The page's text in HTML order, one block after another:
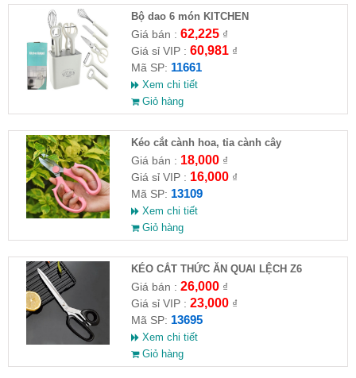
Bộ dao 6 món KITCHEN
Giá bán : 62,225₫
Giá sỉ VIP : 60,981₫
Mã SP: 11661
Xem chi tiết
Giỏ hàng
Kéo cắt cành hoa, tỉa cành cây
Giá bán : 18,000₫
Giá sỉ VIP : 16,000₫
Mã SP: 13109
Xem chi tiết
Giỏ hàng
KÉO CẮT THỨC ĂN QUAI LỆCH Z6
Giá bán : 26,000₫
Giá sỉ VIP : 23,000₫
Mã SP: 13695
Xem chi tiết
Giỏ hàng